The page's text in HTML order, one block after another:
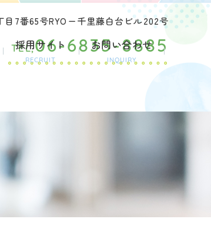
目7番65号RYOー千里藤白台ビル202号
TEL,06-6835-8885
採用サイト
RECRUIT
お問い合わせ
INQUIRY